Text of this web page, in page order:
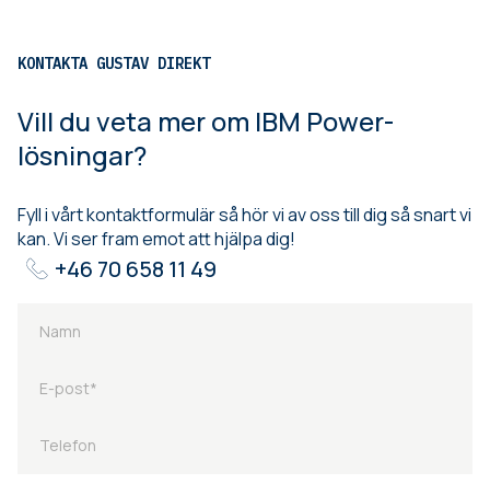
KONTAKTA GUSTAV DIREKT
Vill du veta mer om IBM Power-
lösningar?
Fyll i vårt kontaktformulär så hör vi av oss till dig så snart vi
kan. Vi ser fram emot att hjälpa dig!
+46 70 658 11 49